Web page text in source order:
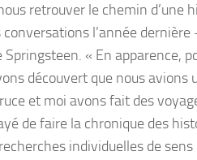
retrouver le chemin d’une
l’année
« En apparence,
découvert que nous
et moi avons fait des
de faire la chronique des
recherches individuelles de